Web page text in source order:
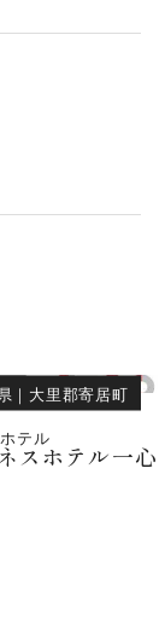
｜ 大里郡寄居町
テル
スホテル一心